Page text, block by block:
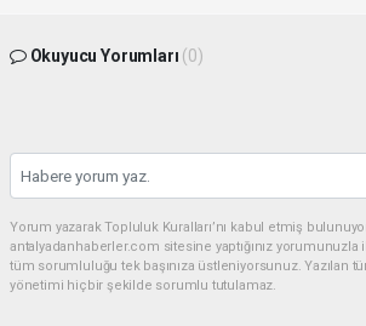
Okuyucu Yorumları (0)
Yorum yazarak Topluluk Kuralları’nı kabul etmiş
antalyadanhaberler.com sitesine yaptığınız yorumunuzla
tüm sorumluluğu tek başınıza üstleniyorsunuz. Yazılan
yönetimi hiçbir şekilde sorumlu tutulamaz.